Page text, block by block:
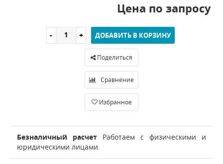
Цена по запросу
ДОБАВИТЬ В КОРЗИНУ
Поделиться
Сравнение
Избранное
Безналичный расчет Работаем с физическими и
юридическими лицами.